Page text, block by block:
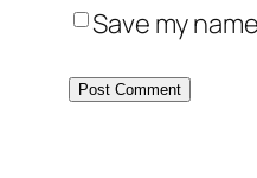
Save my